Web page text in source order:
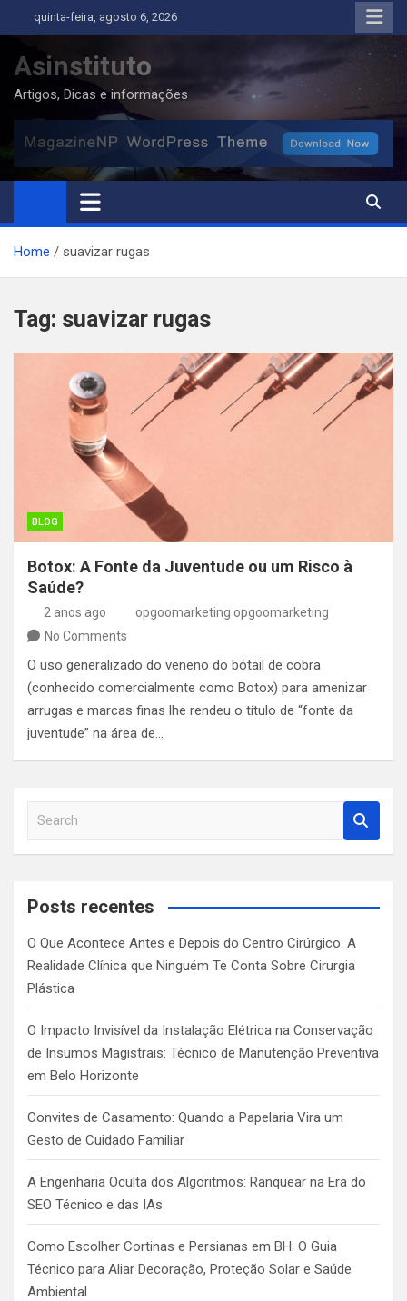
to
content
quinta-feira, agosto 6, 2026
Asinstituto
Artigos, Dicas e informações
Home suavizar rugas
Tag: suavizar rugas
BLOG
Botox: A Fonte da Juventude ou um Risco à
Saúde?
2 anos ago
opgoomarketing opgoomarketing
No Comments
O uso generalizado do veneno do bótail de cobra
(conhecido comercialmente como Botox) para amenizar
arrugas e marcas finas lhe rendeu o título de “fonte da
juventude” na área de…
a
c
Posts recentes
O Que Acontece Antes e Depois do Centro Cirúrgico: A
Realidade Clínica que Ninguém Te Conta Sobre Cirurgia
Plástica
O Impacto Invisível da Instalação Elétrica na Conservação
de Insumos Magistrais: Técnico de Manutenção Preventiva
em Belo Horizonte
Convites de Casamento: Quando a Papelaria Vira um
Gesto de Cuidado Familiar
A Engenharia Oculta dos Algoritmos: Ranquear na Era do
SEO Técnico e das IAs
Como Escolher Cortinas e Persianas em BH: O Guia
Técnico para Aliar Decoração, Proteção Solar e Saúde
Ambiental